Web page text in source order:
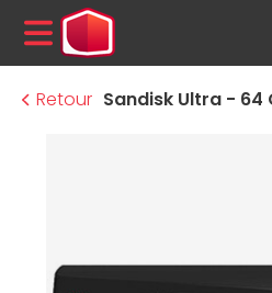
MENU
Retour Sandisk Ultra - 64